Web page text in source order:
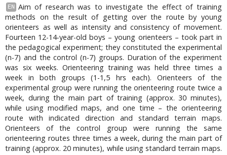
EN
Aim of research was to investigate the effect of training
methods on the result of getting over the route by young
orienteers as well as intensity and consistency of movement.
Fourteen 12-14-year-old boys – young orienteers – took part in
the pedagogical experiment; they constituted the experimental
(n-7) and the control (n-7) groups. Duration of the experiment
was six weeks. Orienteering training was held three times a
week in both groups (1-1,5 hrs each). Orienteers of the
experimental group were running the orienteering route twice a
week, during the main part of training (approx. 30 minutes),
while using modified maps, and one time – the orienteering
route with indicated direction and standard terrain maps.
Orienteers of the control group were running the same
orienteering routes three times a week, during the main part of
training (approx. 20 minutes), while using standard terrain maps.